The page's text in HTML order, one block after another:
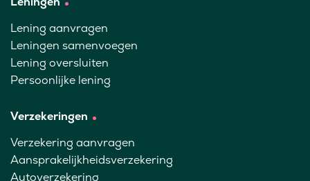
Lening aanvragen
Leningen samenvoegen
Lening oversluiten
Persoonlijke lening
Verzekeringen
Verzekering aanvragen
Aansprakelijkheidsverzekering
Autoverzekering